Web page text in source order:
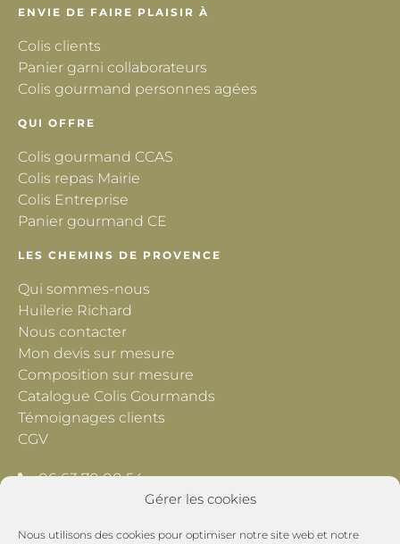
Gérer les cookies
Nous utilisons des cookies pour optimiser notre site web et notre
ENVIE DE FAIRE PLAISIR À
Colis clients
Panier garni collaborateurs
Colis gourmand personnes agées
QUI OFFRE
Colis gourmand CCAS
Colis repas Mairie
Colis Entreprise
Panier gourmand CE
LES CHEMINS DE PROVENCE
Qui sommes-nous
Huilerie Richard
Nous contacter
Mon devis sur mesure
Composition sur mesure
Catalogue Colis Gourmands
Témoignages clients
CGV
06 63 70 00 54
contact@lescheminsdeprovence.com
Les Chemins de Provence